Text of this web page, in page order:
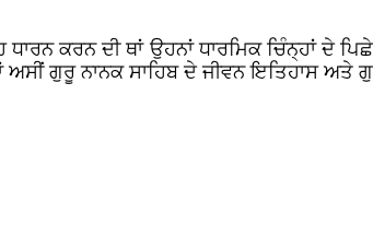
ਕਰਨ ਦੀ ਥਾਂ ਉਹਨਾਂ ਧਾਰਮਿਕ ਚਿੰਨ੍ਹਾਂ ਦੇ
ਅਸੀਂ ਗੁਰੂ ਨਾਨਕ ਸਾਹਿਬ ਦੇ ਜੀਵਨ ਇਤਿਹਾਸ